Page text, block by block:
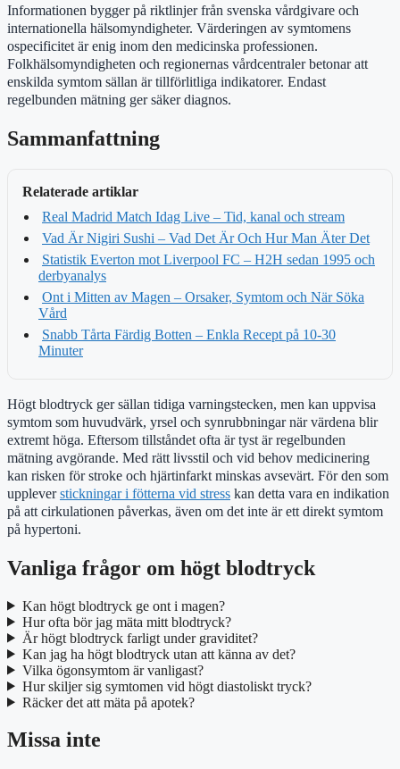
Informationen bygger på riktlinjer från svenska vårdgivare och
internationella hälsomyndigheter. Värderingen av symtomens
ospecificitet är enig inom den medicinska professionen.
Folkhälsomyndigheten och regionernas vårdcentraler betonar att
enskilda symtom sällan är tillförlitliga indikatorer. Endast
regelbunden mätning ger säker diagnos.
Sammanfattning
Relaterade artiklar
Real Madrid Match Idag Live – Tid, kanal och stream
Vad Är Nigiri Sushi – Vad Det Är Och Hur Man Äter Det
Statistik Everton mot Liverpool FC – H2H sedan 1995 och
derbyanalys
Ont i Mitten av Magen – Orsaker, Symtom och När Söka
Vård
Snabb Tårta Färdig Botten – Enkla Recept på 10-30
Minuter
Högt blodtryck ger sällan tidiga varningstecken, men kan uppvisa
symtom som huvudvärk, yrsel och synrubbningar när värdena blir
extremt höga. Eftersom tillståndet ofta är tyst är regelbunden
mätning avgörande. Med rätt livsstil och vid behov medicinering
kan risken för stroke och hjärtinfarkt minskas avsevärt. För den som
uppleverstickningar i fötterna vid stress kan detta vara en indikation
på att cirkulationen påverkas, även om det inte är ett direkt symtom
på hypertoni.
Vanliga frågor om högt blodtryck
Kan högt blodtryck ge ont i magen?
Hur ofta bör jag mäta mitt blodtryck?
Är högt blodtryck farligt under graviditet?
Kan jag ha högt blodtryck utan att känna av det?
Vilka ögonsymtom är vanligast?
Hur skiljer sig symtomen vid högt diastoliskt tryck?
Räcker det att mäta på apotek?
Missa inte